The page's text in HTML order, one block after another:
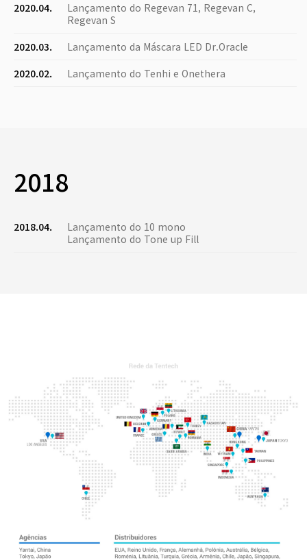
2020.04.
Lançamento do Regevan 71, Regevan C,
Regevan S
2020.03.
Lançamento da Máscara LED Dr.Oracle
2020.02.
Lançamento do Tenhi e Onethera
2018
2018.04.
Lançamento do 10 mono
Lançamento do Tone up Fill